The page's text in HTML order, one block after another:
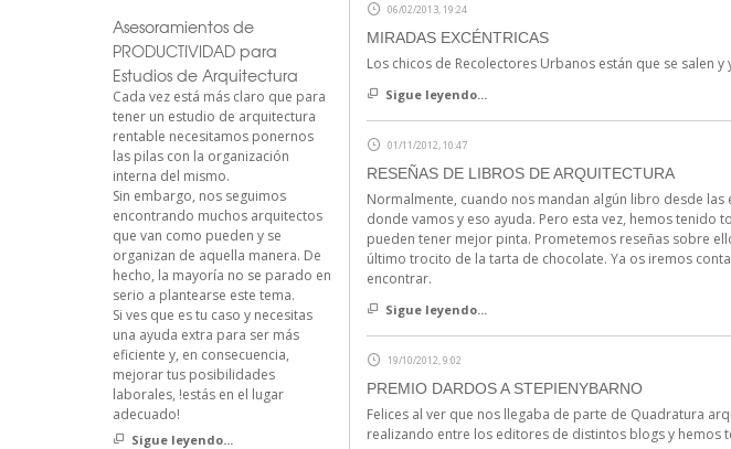
06/02/2013, 19:24
MIRADAS EXCÉNTRICAS
Los chicos de Recolectores Urbanos están que se salen
Sigue leyendo...
01/11/2012, 10:47
RESEÑAS DE LIBROS DE ARQUITECTURA
Normalmente, cuando nos mandan algún libro desde
donde vamos y eso ayuda. Pero esta vez, hemos
pueden tener mejor pinta. Prometemos reseñas sobre
último trocito de la tarta de chocolate. Ya os iremos
encontrar.
Sigue leyendo...
19/10/2012, 9:02
PREMIO DARDOS A STEPIENYBARNO
Felices al ver que nos llegaba de parte de Quadratura
realizando entre los editores de distintos blogs y
Asesoramientos de
PRODUCTIVIDAD para
Estudios de Arquitectura
Cada vez está más claro que para
tener un estudio de arquitectura
rentable necesitamos ponernos
las pilas con la organización
interna del mismo.
Sin embargo, nos seguimos
encontrando muchos arquitectos
que van como pueden y se
organizan de aquella manera. De
hecho, la mayoría no se parado en
serio a plantearse este tema.
Si ves que es tu caso y necesitas
una ayuda extra para ser más
eficiente y, en consecuencia,
mejorar tus posibilidades
laborales, !estás en el lugar
adecuado!
Sigue leyendo...